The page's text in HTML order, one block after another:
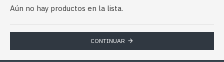
Aún no hay productos en la lista.
CONTINUAR